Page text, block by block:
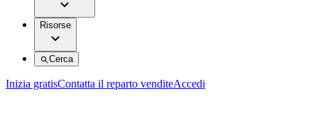
Risorse
Cerca
Inizia gratisContatta il reparto venditeAccedi